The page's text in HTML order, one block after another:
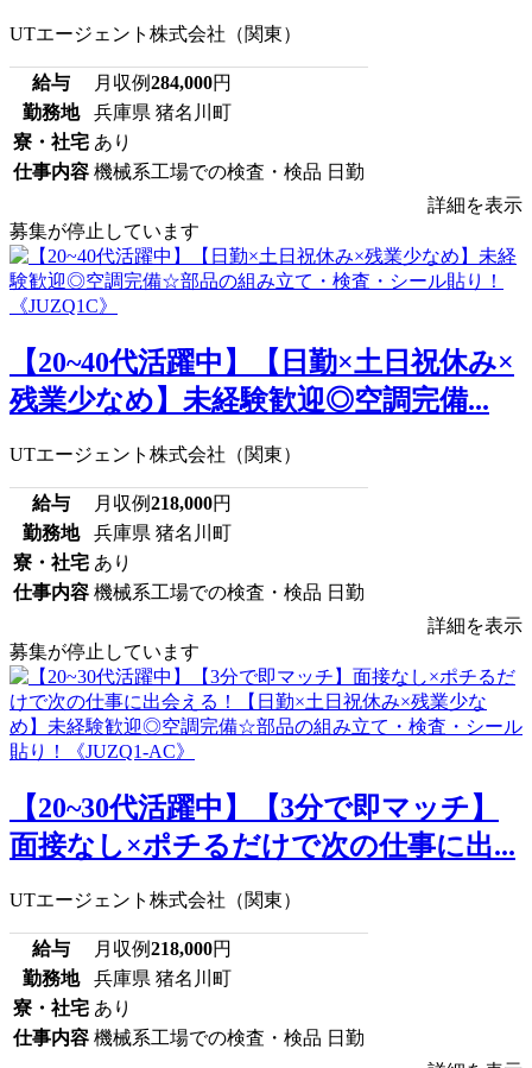
UTエージェント株式会社（関東）
給与 月収例284,000円
勤務地
兵庫県 猪名川町
寮・社宅 あり
仕事内容 機械系工場での検査・検品 日勤
詳細を表示
募集が停止しています
【20~40代活躍中】【日勤×土日祝休み×
残業少なめ】未経験歓迎◎空調完備...
UTエージェント株式会社（関東）
給与 月収例218,000円
勤務地
兵庫県 猪名川町
寮・社宅 あり
仕事内容 機械系工場での検査・検品 日勤
詳細を表示
募集が停止しています
【20~30代活躍中】【3分で即マッチ】
面接なし×ポチるだけで次の仕事に出...
UTエージェント株式会社（関東）
給与 月収例218,000円
勤務地
兵庫県 猪名川町
寮・社宅 あり
仕事内容 機械系工場での検査・検品 日勤